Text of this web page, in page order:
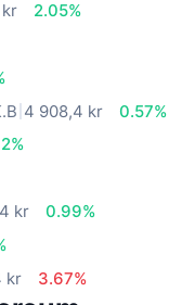
2.05%
4 908,4 kr
0.57%
kr
0.99%
kr 3.67%